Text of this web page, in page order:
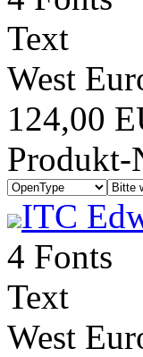
Text
West
124,00
Produkt-
ITC
4 Fonts
Text
West